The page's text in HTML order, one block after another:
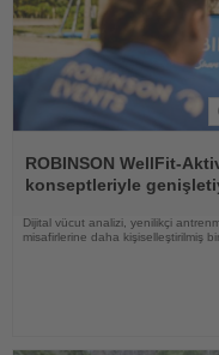
Oku
ROBINSON WellFit-
konseptleriyle
Dijital vücut analizi, yenilikçi
misafirlerine daha kişiselleştirilmiş